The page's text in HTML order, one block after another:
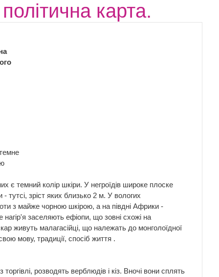
карта.
є темний колір шкіри. У негроїдів широке плоске
тутсі, зріст яких близько 2 м. У вологих
з майже чорною шкірою, а на півдні Африки -
заселяють ефіопи, що зовні схожі на
живуть малагасійці, що належать до монголоїдної
мову, традиції, спосіб життя .
розводять верблюдів і кіз. Вночі вони сплять